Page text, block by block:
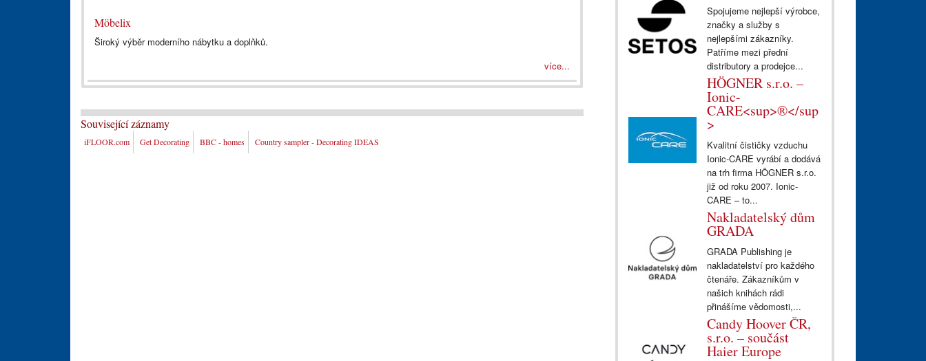
Möbelix
Široký výběr moderního nábytku a doplňků.
více...
Související záznamy
iFLOOR.com Get Decorating BBC - homes Country sampler - Decorating IDEAS
Spojujeme nejlepší výrobce,
značky a služby s
nejlepšími zákazníky.
Patříme mezi přední
distributory a prodejce...
HÖGNER s.r.o. –
Ionic-
CARE<sup>®</sup
>
Kvalitní čističky vzduchu
Ionic-CARE vyrábí a dodává
na trh firma HÖGNER s.r.o.
již od roku 2007. Ionic-
CARE – to...
Nakladatelský dům
GRADA
GRADA Publishing je
nakladatelství pro každého
čtenáře. Zákazníkům v
našich knihách rádi
přinášíme vědomosti,...
Candy Hoover ČR,
s.r.o. – součást
Haier Europe